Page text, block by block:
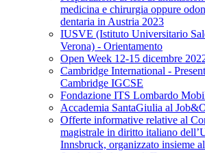
medicina e chirurgia oppure
dentaria in Austria 2023
IUSVE (Istituto Universitario
Verona) - Orientamento
Open Week 12-15 dicembre
Cambridge International -
Cambridge IGCSE
Fondazione ITS Lombardo
Accademia SantaGiulia al
Offerte informative relative al
magistrale in diritto italiano
Innsbruck, organizzato insieme